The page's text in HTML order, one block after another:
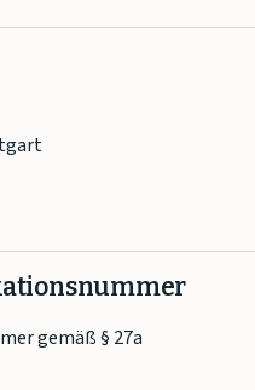
gemäß § 27a